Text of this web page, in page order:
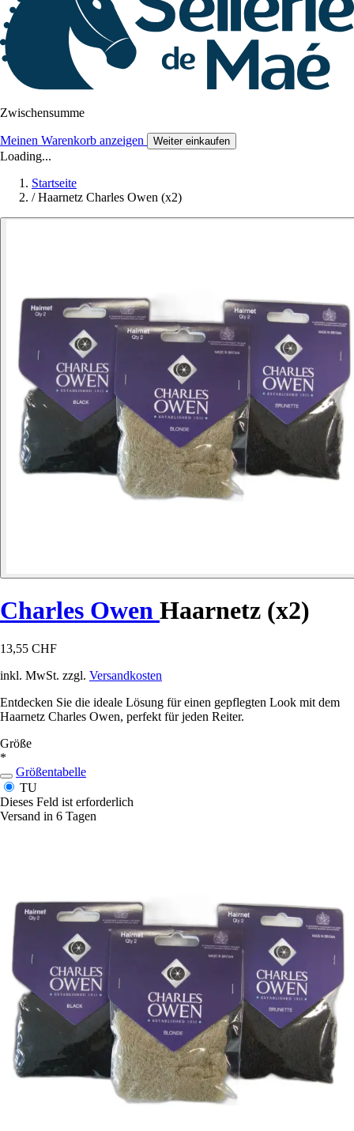
Zwischensumme
Meinen Warenkorb anzeigen Weiter einkaufen
Loading...
Startseite
/ Haarnetz Charles Owen (x2)
Charles Owen Haarnetz (x2)
13,55 CHF
inkl. MwSt. zzgl. Versandkosten
Entdecken Sie die ideale Lösung für einen gepflegten Look mit dem
Haarnetz Charles Owen, perfekt für jeden Reiter.
Größe
*
Größentabelle
TU
Dieses Feld ist erforderlich
Versand in 6 Tagen